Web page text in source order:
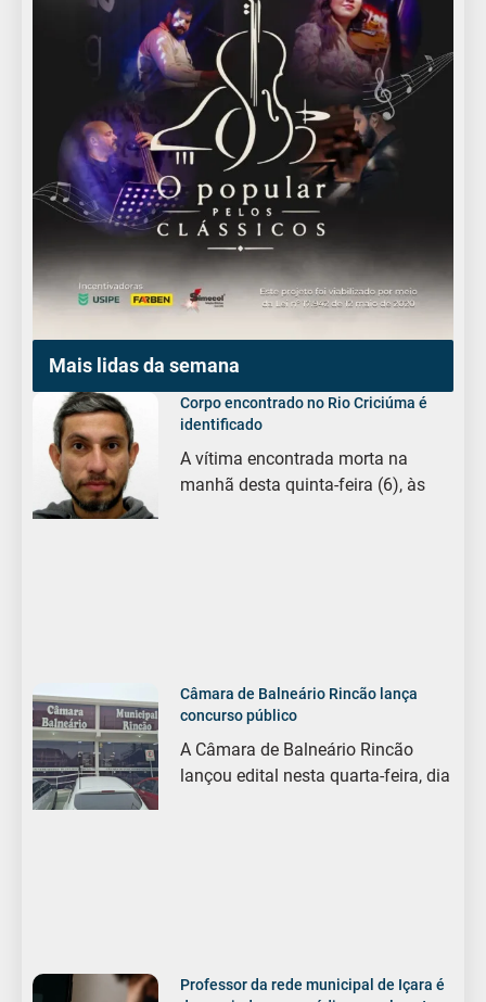
Mais lidas da semana
Corpo encontrado no Rio Criciúma é
identificado
A vítima encontrada morta na
manhã desta quinta-feira (6), às
Câmara de Balneário Rincão lança
concurso público
A Câmara de Balneário Rincão
lançou edital nesta quarta-feira, dia
Professor da rede municipal de Içara é